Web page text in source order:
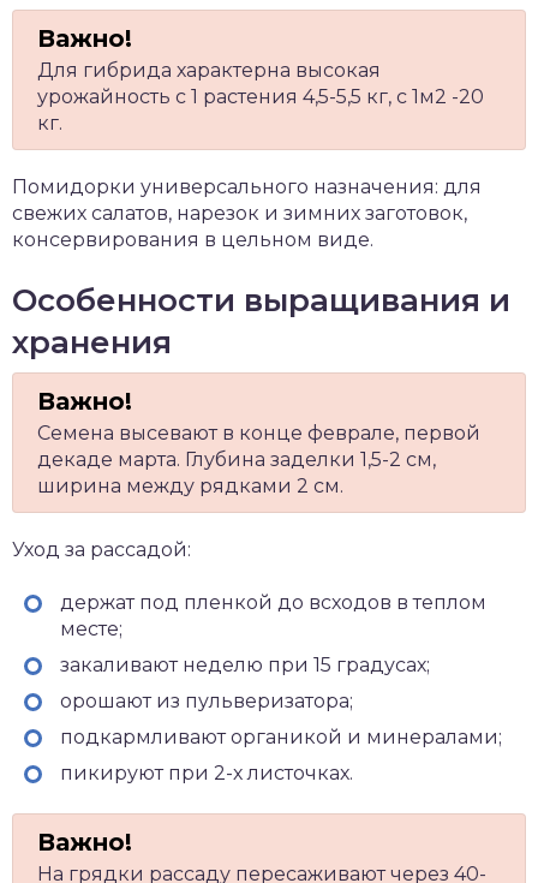
Для гибрида характерна высокая
урожайность с 1 растения 4,5-5,5 кг, с 1м2 -20
кг.
Помидорки универсального назначения: для
свежих салатов, нарезок и зимних заготовок,
консервирования в цельном виде.
Особенности выращивания и
хранения
Семена высевают в конце феврале, первой
декаде марта. Глубина заделки 1,5-2 см,
ширина между рядками 2 см.
Уход за рассадой:
держат под пленкой до всходов в теплом
месте;
закаливают неделю при 15 градусах;
орошают из пульверизатора;
подкармливают органикой и минералами;
пикируют при 2-х листочках.
На грядки рассаду пересаживают через 40-